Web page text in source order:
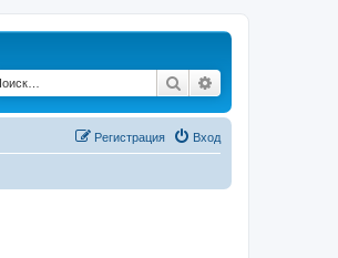
Поиск
Вход
Регистрация